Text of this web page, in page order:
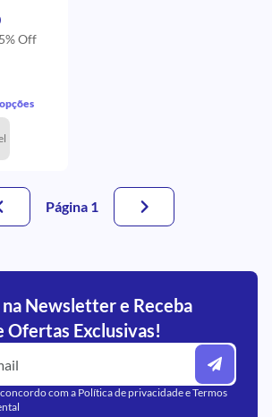
Off
Página 1
Newsletter e Receba
Ofertas Exclusivas!
com a Política de privacidadeeTermos